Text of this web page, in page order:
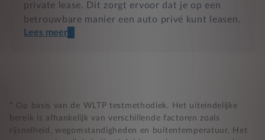
private lease. Dit zorgt ervoor dat je op een
betrouwbare manier een auto privé kunt leasen.
Nooit te hoge financiële lasten
BB 14 dagen bedenktijd
Lees meer
* Op basis van de WLTP testmethodiek. Het uiteindelijke
bereik is afhankelijk van verschillende factoren zoals
rijsnelheid, wegomstandigheden en buitentemperatuur. Het